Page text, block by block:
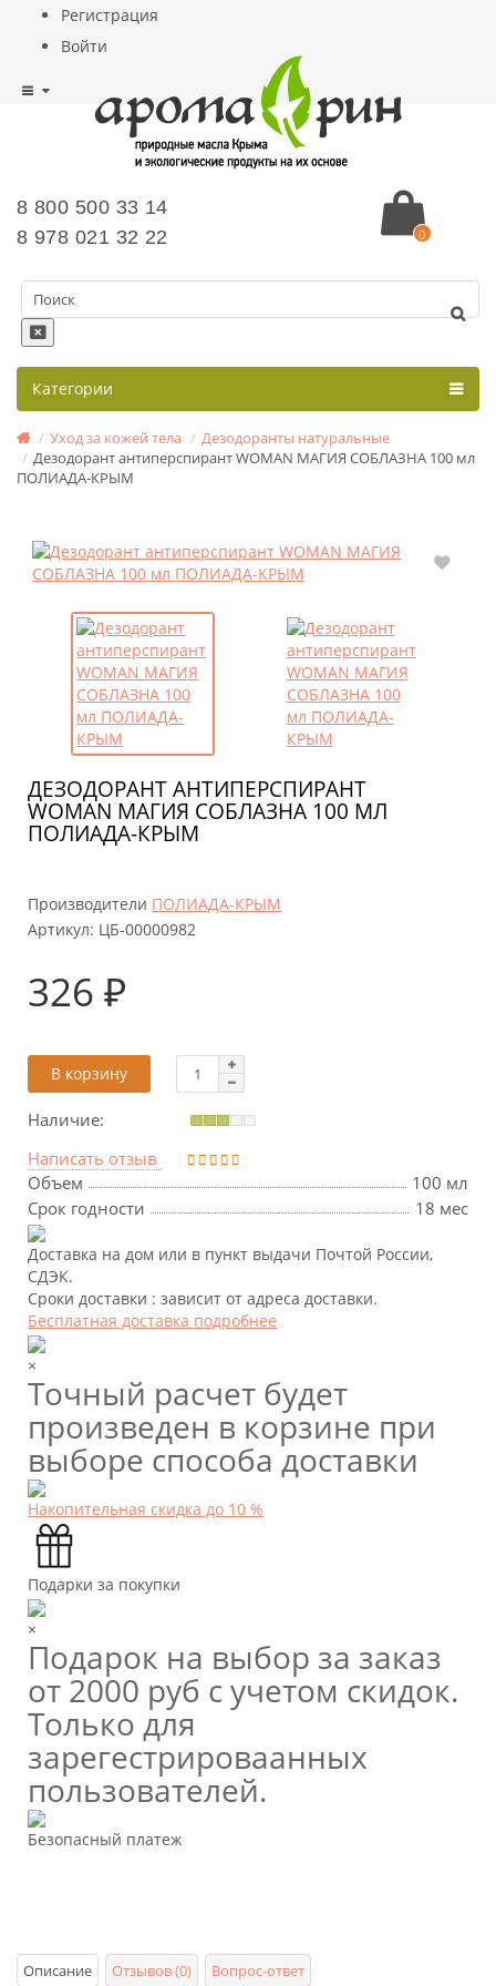
Регистрация
Войти
8 800 500 33 14
8 978 021 32 22
0
Категории
Уход за кожей тела
Дезодоранты натуральные
Дезодорант антиперспирант WOMAN МАГИЯ СОБЛАЗНА 100 мл
ПОЛИАДА-КРЫМ
ДЕЗОДОРАНТ АНТИПЕРСПИРАНТ
WOMAN МАГИЯ СОБЛАЗНА 100 МЛ
ПОЛИАДА-КРЫМ
Производители ПОЛИАДА-КРЫМ
Артикул: ЦБ-00000982
326 ₽
В корзину
Наличие:
Написать отзыв
Объем
100 мл
Срок годности
18 мес
Доставка на дом или в пункт выдачи Почтой России,
СДЭК.
Сроки доставки : зависит от адреса доставки.
Бесплатная доставка подробнее
×
Точный расчет будет
произведен в корзине при
выборе способа доставки
Накопительная скидка до 10 %
Подарки за покупки
×
Подарок на выбор за заказ
от 2000 руб с учетом скидок.
Только для
зарегестрироваанных
пользователей.
Безопасный платеж
Описание Отзывов (0) Вопрос-ответ